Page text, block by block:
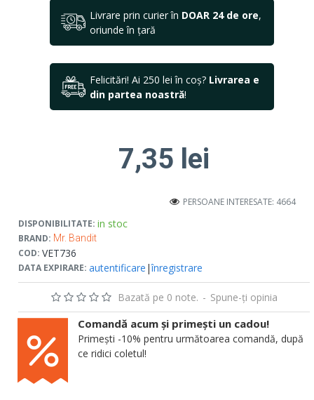
Livrare prin curier în DOAR 24 de ore,
oriunde în țară
Felicitări! Ai 250 lei în coș? Livrarea e
din partea noastră!
DISPONIBILITATE: in stoc
BRAND: Mr. Bandit
COD: VET736
DATA EXPIRARE: autentificare |înregistrare
PERSOANE INTERESATE: 4664
Bazată pe 0 note. - Spune-ţi opinia
7,35 lei
Comandă acum și primești un cadou!
Primești -10% pentru următoarea comandă, după
ce ridici coletul!